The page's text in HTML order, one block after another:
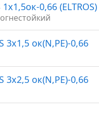
0,66 (ELTROS)
3х1,5 ок(N,PE)-0,66
3х2,5 ок(N,PE)-0,66